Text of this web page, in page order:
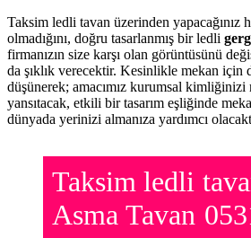
Taksim ledli tavan üzerinden yapacağınız
olmadığını, doğru tasarlanmış bir ledli
firmanızın size karşı olan görüntüsünü
da şıklık verecektir. Kesinlikle mekan için
düşünerek; amacımız kurumsal
yansıtacak, etkili bir tasarım eşliğinde
dünyada yerinizi almanıza yardımcı
Taksim ledli
Asma Tavan